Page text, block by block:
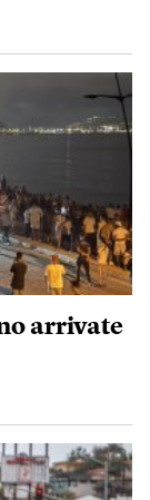
arrivate